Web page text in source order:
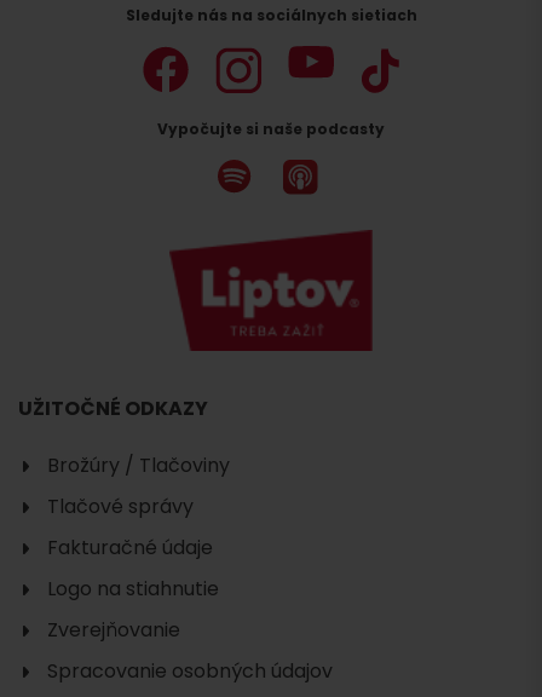
Sledujte nás na sociálnych sietiach
Vypočujte si naše podcasty
UŽITOČNÉ ODKAZY
Brožúry / Tlačoviny
Tlačové správy
Fakturačné údaje
Logo na stiahnutie
Zverejňovanie
Spracovanie osobných údajov